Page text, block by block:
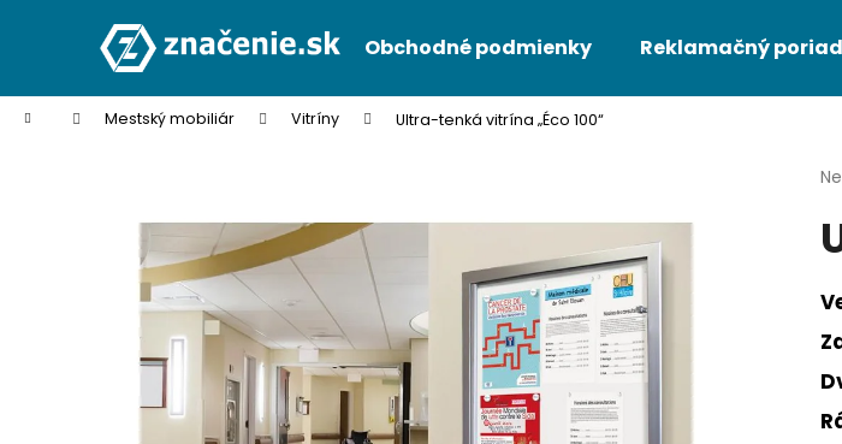
Obchodné podmienky Reklamačný
Domov Mestský mobiliár Vitríny Ultra-tenká vitrína „Éco 100“
je
z
5
í
Späť
do
obchodu
Späť
do
obchodu
Čo potrebujete
Odporúčame